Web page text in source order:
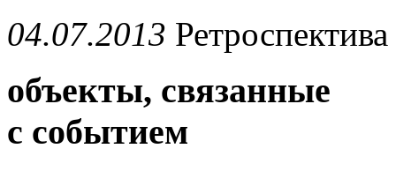
04.07.2013 Ретроспектива
объекты, связанные
с событием